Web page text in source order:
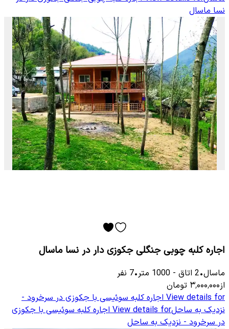
نسا ماسال
اجاره کلبه چوبی جنگلی جکوزی دار در نسا ماسال
ماسال•
2 اتاق -
1000 متر•
7 نفر
از۳٬۰۰۰٬۰۰۰ تومان
View details for اجاره کلبه سوئیسی با جکوزی در سرخرود -
نزدیک به ساحلView details for اجاره کلبه سوئیسی با جکوزی
در سرخرود - نزدیک به ساحل